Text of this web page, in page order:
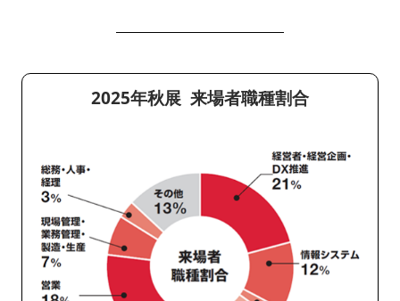
2025年秋展 来場者職種割合